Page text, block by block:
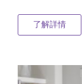
了解詳情